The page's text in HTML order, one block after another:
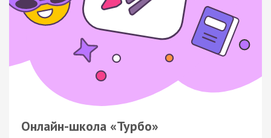
Онлайн-школа «Турбо»